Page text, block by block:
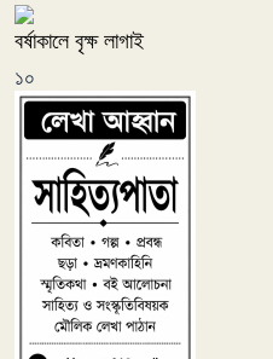
বর্ষাকালে বৃক্ষ লাগাই
১০